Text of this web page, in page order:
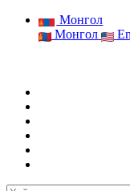
Монгол
Монгол